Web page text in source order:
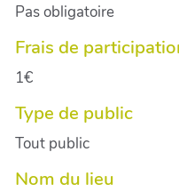
Pas obligatoire
Frais de
1€
Type de public
Tout public
Nom du lieu